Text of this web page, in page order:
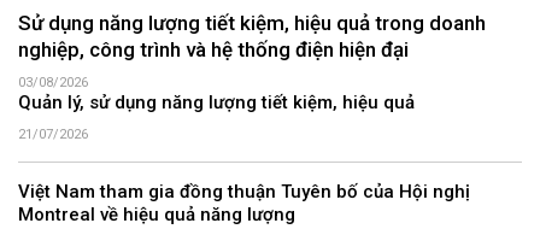
Sử dụng năng lượng tiết kiệm, hiệu quả trong doanh
nghiệp, công trình và hệ thống điện hiện đại
03/08/2026
Quản lý, sử dụng năng lượng tiết kiệm, hiệu quả
21/07/2026
Việt Nam tham gia đồng thuận Tuyên bố của Hội nghị
Montreal về hiệu quả năng lượng